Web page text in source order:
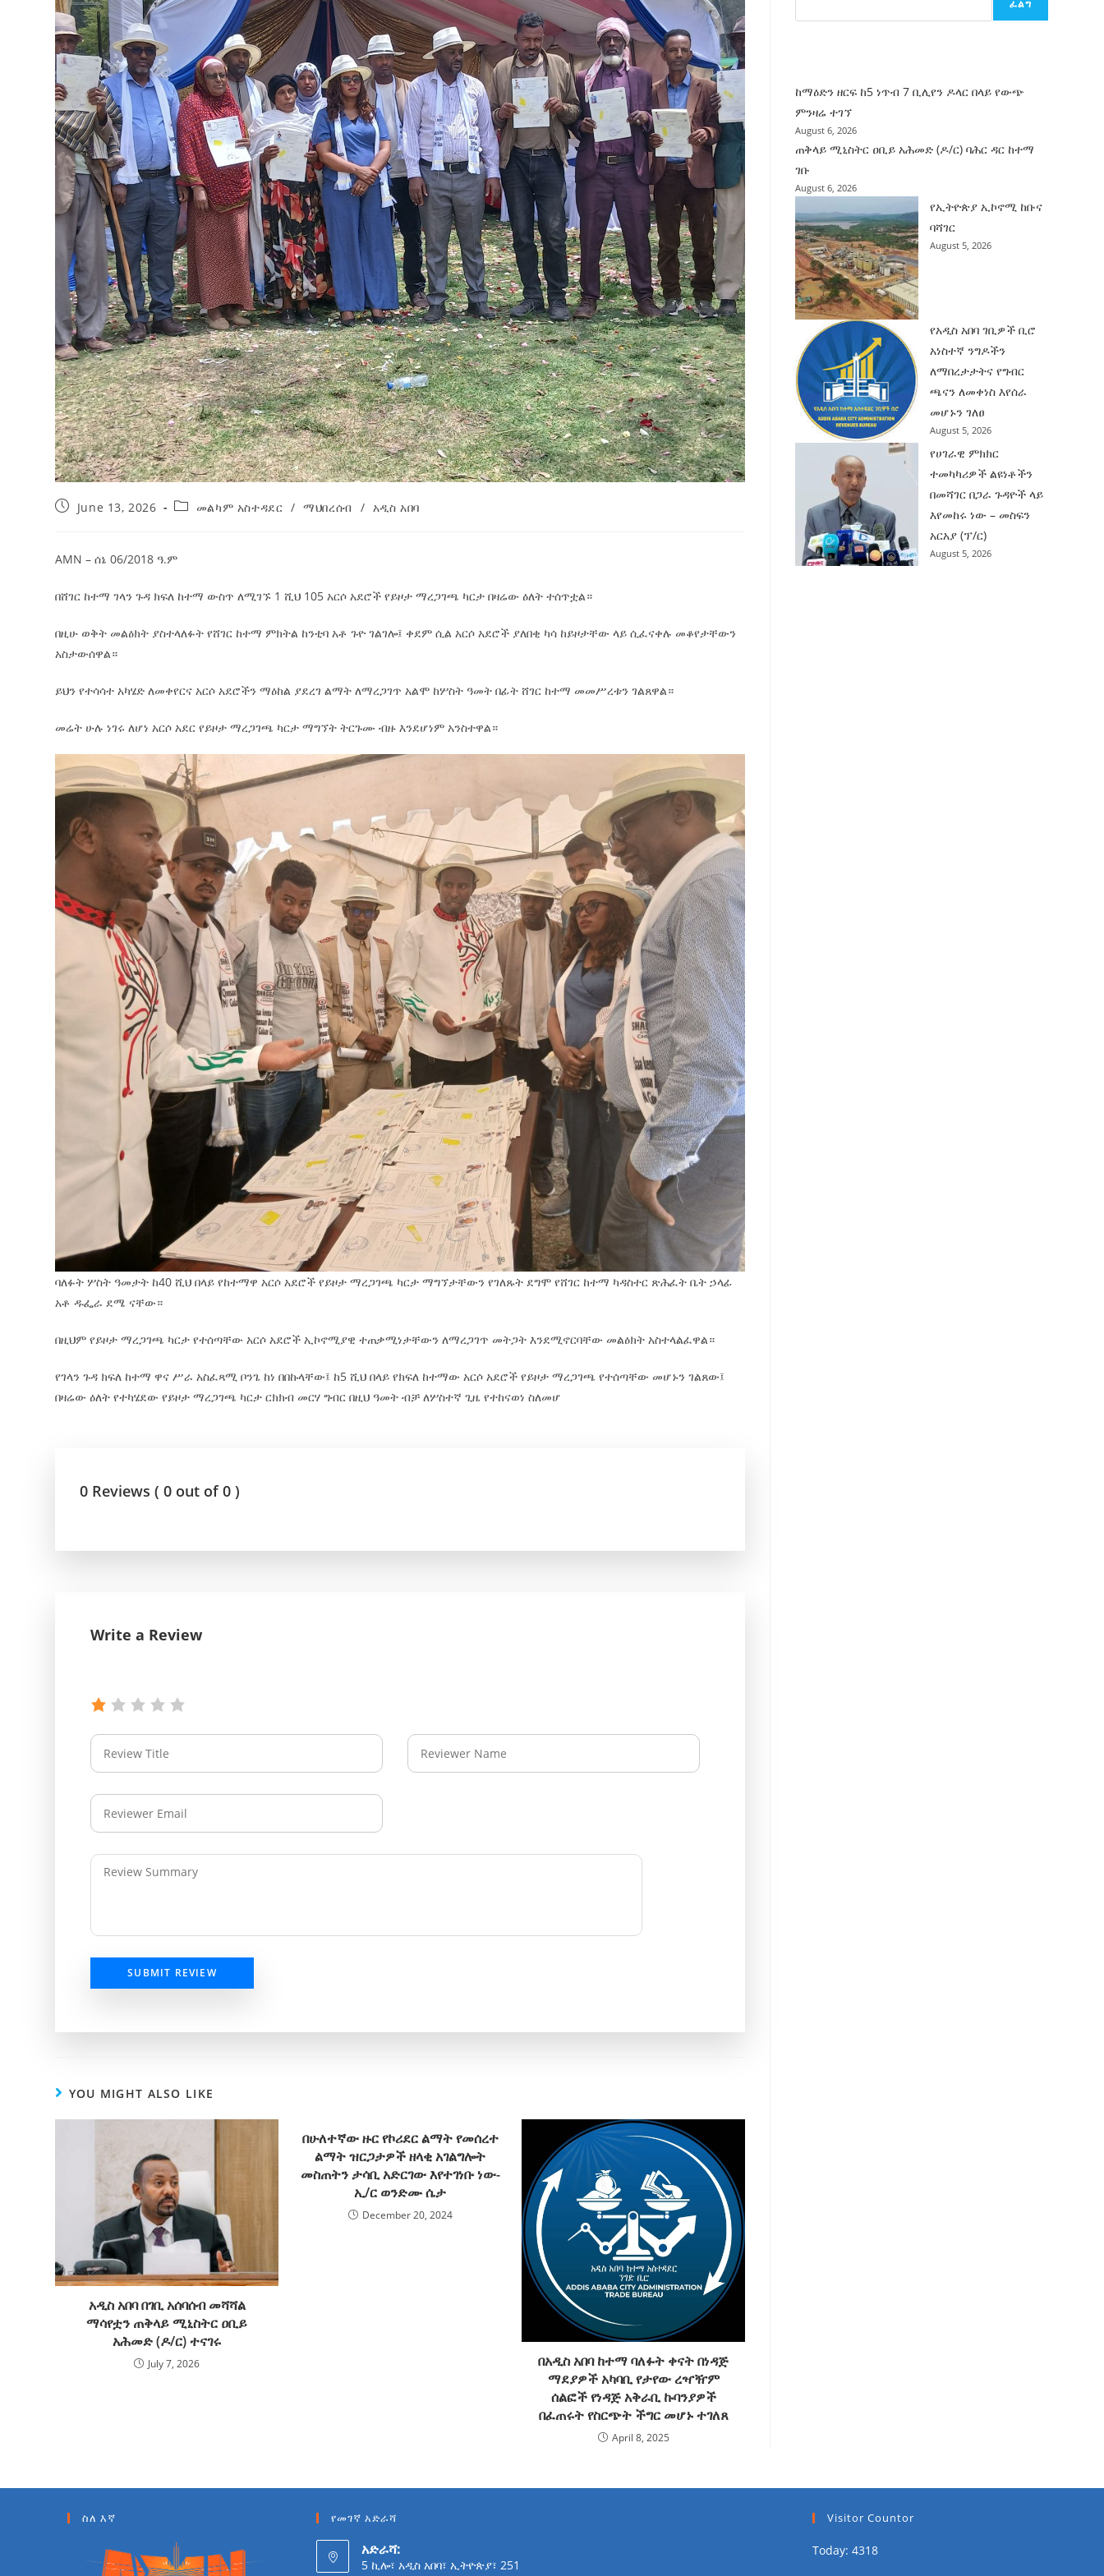
የኢትዮጵያ ኢኮኖሚ ከቡና ባሻገር
August 5, 2026
የቤኒን የዲጂታል ትራንስፎርሜሽን እና ኢኖቬሽን
ሚኒስትር ማሁና አክፕሎጋን የኢፌዴሪ መሶብ
አገልግሎትን ጎበኙ
August 5, 2026
2ኛው የአዲስ ሚዲያ ኔትዎርክ አመራሮች እና
ሠራተኞች ስፖርት ፌስቲቫል በቴሌቪዥን ዘርፍ
አሸናፊነት ተጠናቀቀ
August 1, 2026
ተቃውሞ የበዛበት የፊፋ አዲሱ እቅድ
July 30, 2026
አዲስ ሚዲያ ኔትዎርክ በይዘት ስራዎቹ የሀሰት
ትርክትን በማረም እና የወል ትርክትን በመገንባት
ሃላፊነቱን እየተወጣ ይገኛል
AmnAdmin October 17, 2025
June 13, 2026 መልካም አስተዳደር / ማህበረሰብ / አዲስ አበባ
AMN – ሰኔ 06/2018 ዓ.ም
በሸገር ከተማ ገላን ጉዳ ክፍለ ከተማ ውስጥ ለሚገኙ 1 ሺህ 105 አርሶ አደሮች የይዞታ ማረጋገጫ ካርታ በዛሬው ዕለት ተሰጥቷል።
በዚሁ ወቅት መልዕክት ያስተላለፉት የሸገር ከተማ ምክትል ከንቲባ አቶ ጉዮ ገልገሎ፤ ቀደም ሲል አርሶ አደሮች ያለበቂ ካሳ ከይዞታቸው ላይ ሲፈናቀሉ መቆየታቸውን
አስታውሰዋል።
ይህን የተሳሳተ አካሄድ ለመቀየርና አርሶ አደሮችን ማዕከል ያደረገ ልማት ለማረጋገጥ አልሞ ከሦስት ዓመት በፊት ሸገር ከተማ መመሥረቱን ገልጸዋል።
መሬት ሁሉ ነገሩ ለሆነ አርሶ አደር የይዞታ ማረጋገጫ ካርታ ማግኘት ትርጉሙ ብዙ እንደሆነም አንስተዋል።
ባለፉት ሦስት ዓመታት ከ40 ሺህ በላይ የከተማዋ አርሶ አደሮች የይዞታ ማረጋገጫ ካርታ ማግኘታቸውን የገለጹት ደግሞ የሸገር ከተማ ካዳስተር ጽሕፈት ቤት ኃላፊ
አቶ ዱፌራ ደሜ ናቸው።
በዚህም የይዞታ ማረጋገጫ ካርታ የተሰጣቸው አርሶ አደሮች ኢኮኖሚያዊ ተጠቃሚነታቸውን ለማረጋገጥ መትጋት እንደሚኖርባቸው መልዕክት አስተላልፈዋል።
የገላን ጉዳ ክፍለ ከተማ ዋና ሥራ አስፈጻሚ ቦንጌ ከነ በበኩላቸው፤ ከ5 ሺህ በላይ የክፍለ ከተማው አርሶ አደሮች የይዞታ ማረጋገጫ የተሰጣቸው መሆኑን ገልጸው፤
በዛሬው ዕለት የተካሄደው የይዞታ ማረጋገጫ ካርታ ርክክብ መርሃ ግብር በዚህ ዓመት ብቻ ለሦስተኛ ጊዜ የተከናወነ ስለመሆ
0 Reviews ( 0 out of 0 )
Write a Review
SUBMIT REVIEW
YOU MIGHT ALSO LIKE
አዲስ አበባ በገቢ አሰባሰብ መሻሻል
ማሳየቷን ጠቅላይ ሚኒስትር ዐቢይ
አሕመድ (ዶ/ር) ተናገሩ
July 7, 2026
በሁለተኛው ዙር የኮሪደር ልማት የመሰረተ
ልማት ዝርጋታዎች ዘላቂ አገልግሎት
መስጠትን ታሳቢ አድርገው እየተገነቡ ነው-
ኢ/ር ወንድሙ ሴታ
December 20, 2024
በአዲስ አበባ ከተማ ባለፉት ቀናት በነዳጅ
ማደያዎች አካባቢ የታየው ረዣዥም
ሰልፎች የነዳጅ አቅራቢ ኩባንያዎች
በፈጠሩት የስርጭት ችግር መሆኑ ተገለጸ
April 8, 2025
ፈልግ
ከማዕድን ዘርፍ ከ5 ነጥብ 7 ቢሊየን ዶላር በላይ የውጭ
ምንዛሬ ተገኘ
August 6, 2026
ጠቅላይ ሚኒስትር ዐቢይ አሕመድ (ዶ/ር) ባሕር ዳር ከተማ
ገቡ
August 6, 2026
የኢትዮጵያ ኢኮኖሚ ከቡና
ባሻገር
August 5, 2026
የአዲስ አበባ ገቢዎች ቢሮ
አነስተኛ ንግዶችን
ለማበረታታትና የግብር
ጫናን ለመቀነስ እየሰራ
መሆኑን ገለፀ
August 5, 2026
የሀገራዊ ምክክር
ተመካካሪዎች ልዩነቶችን
በመሻገር በጋራ ጉዳዮች ላይ
እየመከሩ ነው – መስፍን
አርአያ (ፕ/ር)
August 5, 2026
ስለ እኛ የመገኛ አድራሻ
አድራሻ:
5 ኪሎ፣ አዲስ አበባ፣ ኢትዮጵያ፣ 251
Visitor Countor
Today: 4318